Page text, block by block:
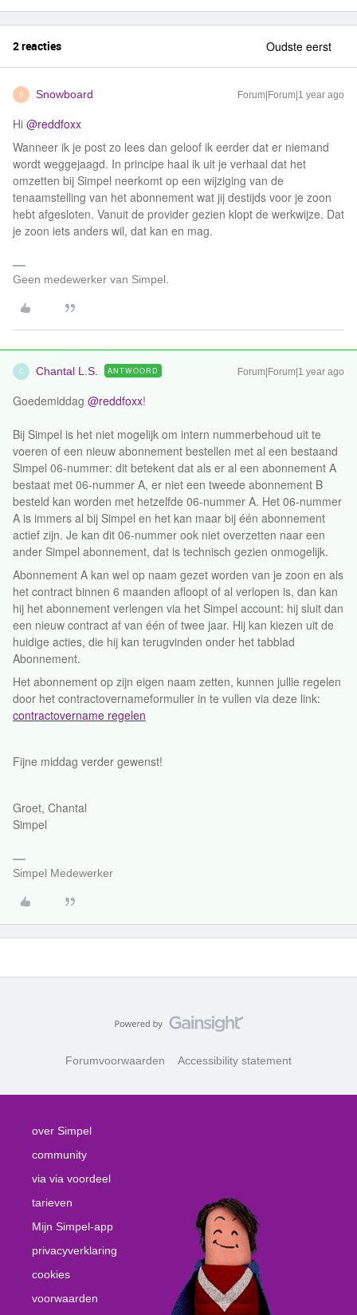
2 reacties Oudste eerst
S Snowboard Forum|Forum|1 year ago
Hi ​ @reddfoxx
Wanneer ik je post zo lees dan geloof ik eerder dat er niemand
wordt weggejaagd. In principe haal ik uit je verhaal dat het
omzetten bij Simpel neerkomt op een wijziging van de
tenaamstelling van het abonnement wat jij destijds voor je zoon
hebt afgesloten. Vanuit de provider gezien klopt de werkwijze. Dat
je zoon iets anders wil, dat kan en mag.
Geen medewerker van Simpel.
C Chantal L.S. ANTWOORD Forum|Forum|1 year ago
Goedemiddag ​ @reddfoxx!
Bij Simpel is het niet mogelijk om intern nummerbehoud uit te
voeren of een nieuw abonnement bestellen met al een bestaand
Simpel 06-nummer: dit betekent dat als er al een abonnement A
bestaat met 06-nummer A, er niet een tweede abonnement B
besteld kan worden met hetzelfde 06-nummer A. Het 06-nummer
A is immers al bij Simpel en het kan maar bij één abonnement
actief zijn. Je kan dit 06-nummer ook niet overzetten naar een
ander Simpel abonnement, dat is technisch gezien onmogelijk.
Abonnement A kan wel op naam gezet worden van je zoon en als
het contract binnen 6 maanden afloopt of al verlopen is, dan kan
hij het abonnement verlengen via het Simpel account: hij sluit dan
een nieuw contract af van één of twee jaar. Hij kan kiezen uit de
huidige acties, die hij kan terugvinden onder het tabblad
Abonnement.
Het abonnement op zijn eigen naam zetten, kunnen jullie regelen
door het contractovernameformulier in te vullen via deze link:
contractovername regelen
Fijne middag verder gewenst!
Groet, Chantal
Simpel
Simpel Medewerker
Forumvoorwaarden Accessibility statement
over Simpel
community
via via voordeel
tarieven
Mijn Simpel-app
privacyverklaring
cookies
voorwaarden